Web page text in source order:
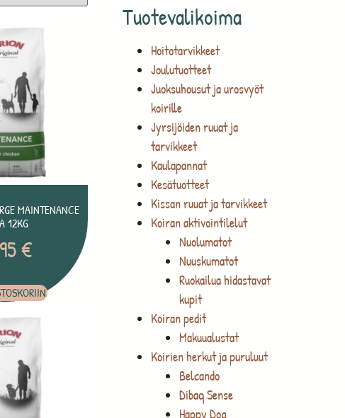
Tuotevalikoima
Hoitotarvikkeet
Joulutuotteet
Juoksuhousut ja urosvyöt
koirille
Jyrsijöiden ruuat ja
tarvikkeet
Kaulapannat
Kesätuotteet
Kissan ruuat ja tarvikkeet
Koiran aktivointilelut
Nuolumatot
Nuuskumatot
Ruokailua hidastavat
kupit
Koiran pedit
Makuualustat
Koirien herkut ja puruluut
Belcando
Dibaq Sense
Happy Dog
MAINTENANCE
12KG
€